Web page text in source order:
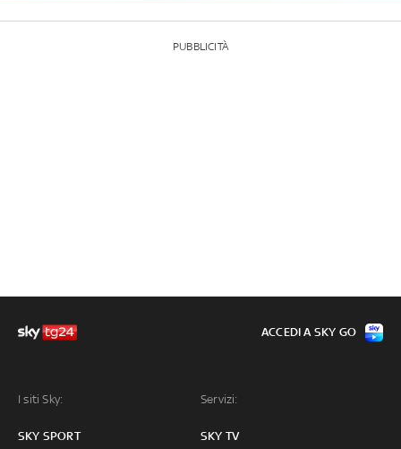
PUBBLICITÀ
I siti Sky:
SKY SPORT
Servizi:
SKY TV
ACCEDI A SKY GO